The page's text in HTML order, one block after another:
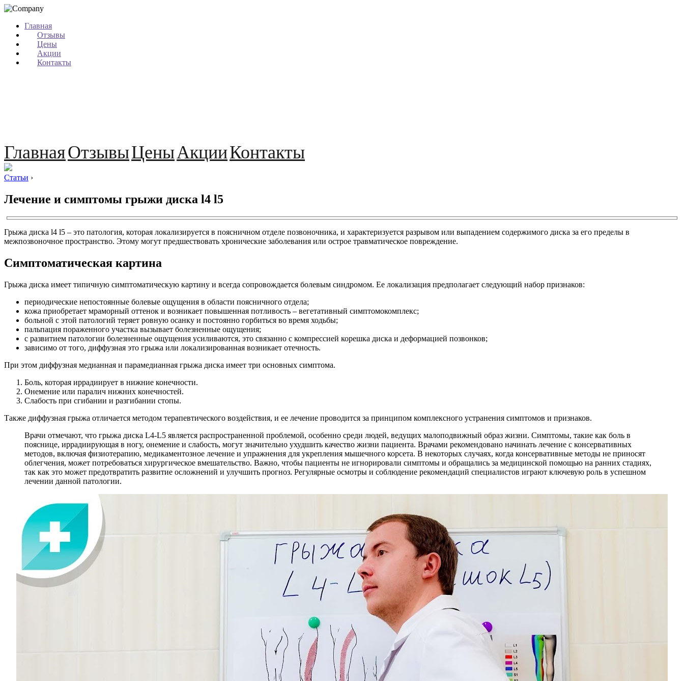
Главная
Отзывы
Цены
Акции
Контакты
ГлавнаяОтзывыЦеныАкцииКонтакты
Статьи ›
Лечение и симптомы грыжи диска l4 l5
Грыжа диска l4 l5 – это патология, которая локализируется в поясничном отделе позвоночника, и характеризуется разрывом или выпадением содержимого диска за его пределы в
межпозвоночное пространство. Этому могут предшествовать хронические заболевания или острое травматическое повреждение.
Симптоматическая картина
Грыжа диска имеет типичную симптоматическую картину и всегда сопровождается болевым синдромом. Ее локализация предполагает следующий набор признаков:
периодические непостоянные болевые ощущения в области поясничного отдела;
кожа приобретает мраморный оттенок и возникает повышенная потливость – вегетативный симптомокомплекс;
больной с этой патологий теряет ровную осанку и постоянно горбиться во время ходьбы;
пальпация пораженного участка вызывает болезненные ощущения;
с развитием патологии болезненные ощущения усиливаются, это связанно с компрессией корешка диска и деформацией позвонков;
зависимо от того, диффузная это грыжа или локализированная возникает отечность.
При этом диффузная медианная и парамедианная грыжа диска имеет три основных симптома.
Боль, которая иррадиирует в нижние конечности.
Онемение или паралич нижних конечностей.
Слабость при сгибании и разгибании стопы.
Также диффузная грыжа отличается методом терапевтического воздействия, и ее лечение проводится за принципом комплексного устранения симптомов и признаков.
Врачи отмечают, что грыжа диска L4-L5 является распространенной проблемой, особенно среди людей, ведущих малоподвижный образ жизни. Симптомы, такие как боль в
пояснице, иррадиирующая в ногу, онемение и слабость, могут значительно ухудшить качество жизни пациента. Врачами рекомендовано начинать лечение с консервативных
методов, включая физиотерапию, медикаментозное лечение и упражнения для укрепления мышечного корсета. В некоторых случаях, когда консервативные методы не приносят
облегчения, может потребоваться хирургическое вмешательство. Важно, чтобы пациенты не игнорировали симптомы и обращались за медицинской помощью на ранних стадиях,
так как это может предотвратить развитие осложнений и улучшить прогноз. Регулярные осмотры и соблюдение рекомендаций специалистов играют ключевую роль в успешном
лечении данной патологии.